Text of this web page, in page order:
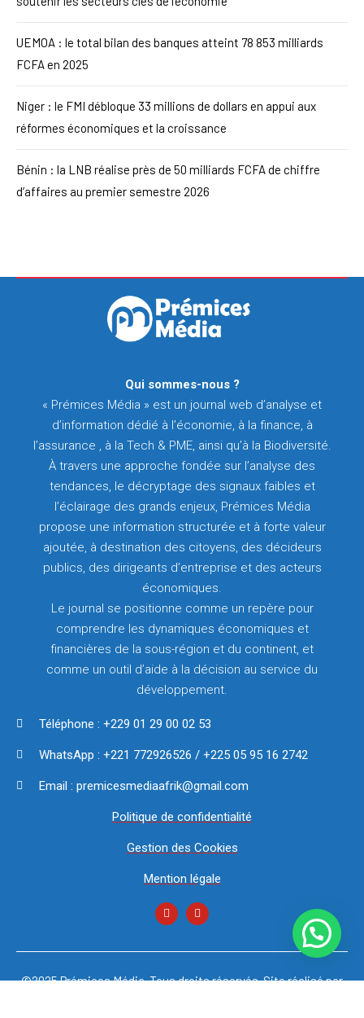
UEMOA : le total bilan des banques atteint 78 853 milliards
FCFA en 2025
Niger : le FMI débloque 33 millions de dollars en appui aux
réformes économiques et la croissance
Bénin : la LNB réalise près de 50 milliards FCFA de chiffre
d’affaires au premier semestre 2026
Qui sommes-nous ?
« Prémices Média » est un journal web d’analyse et
d’information dédié à l’économie, à la finance, à
l’assurance , à la Tech & PME, ainsi qu’à la Biodiversité.
À travers une approche fondée sur l’analyse des
tendances, le décryptage des signaux faibles et
l’éclairage des grands enjeux, Prémices Média
propose une information structurée et à forte valeur
ajoutée, à destination des citoyens, des décideurs
publics, des dirigeants d’entreprise et des acteurs
économiques.
Le journal se positionne comme un repère pour
comprendre les dynamiques économiques et
financières de la sous-région et du continent, et
comme un outil d’aide à la décision au service du
développement.
Téléphone : +229 01 29 00 02 53
WhatsApp : +221 772926526 / +225 05 95 16 2742
Email : premicesmediaafrik@gmail.com
Politique de confidentialité
Gestion des Cookies
Mention légale
©2025 Prémices Média. Tous droits réservés. Site réalisé par